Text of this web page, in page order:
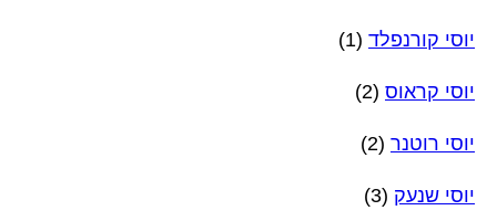
יוסי קורנפלד (1)
יוסי קראוס (2)
יוסי רוטנר (2)
יוסי שנעק (3)